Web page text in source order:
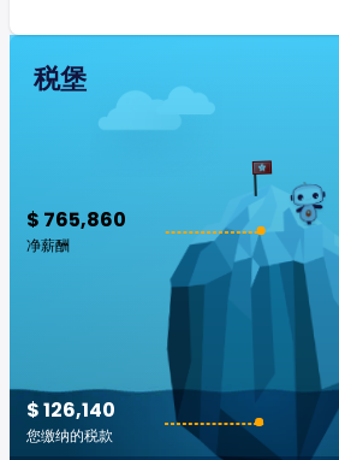
税堡
$ 765,860
净薪酬
$ 126,140
您缴纳的税款